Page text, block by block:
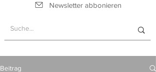
Newsletter abbonieren
Beitrag